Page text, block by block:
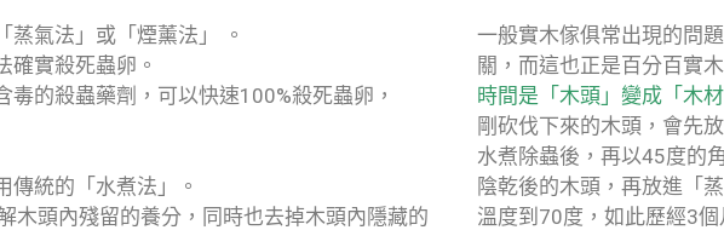
氣法」或「煙薰法」 。
確實殺死蟲卵。
的殺蟲藥劑，可以快速100%殺死蟲卵，
傳統的「水煮法」。
木頭內殘留的養分，同時也去掉木頭內隱藏的
一般實木傢俱常出現的問
關，而這也正是百分百實
時間是「木頭」變成「木
剛砍伐下來的木頭，會先
水煮除蟲後，再以45度的
陰乾後的木頭，再放進「
溫度到70度，如此歷經3